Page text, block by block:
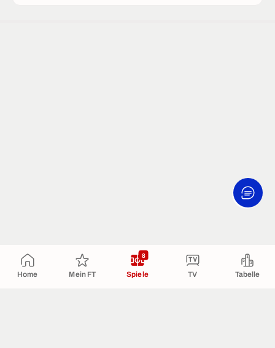
Home Mein FT Spiele
8
TV Tabelle